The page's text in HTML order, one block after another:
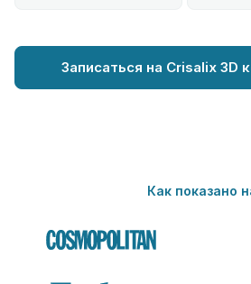
Записаться на Crisalix 3D
Как показано